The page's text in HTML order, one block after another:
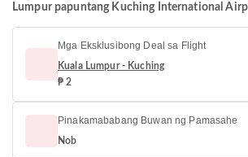
Lumpur papuntang Kuching International
Mga Eksklusibong Deal sa Flight
Kuala Lumpur - Kuching
₱ 2
Pinakamababang Buwan ng Pamasahe
Nob